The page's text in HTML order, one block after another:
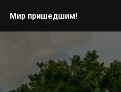
Мир пришедшим!